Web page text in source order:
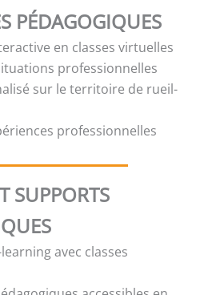
PÉDAGOGIQUES
en classes virtuelles
professionnelles
sur le territoire de rueil-
professionnelles
SUPPORTS
avec classes